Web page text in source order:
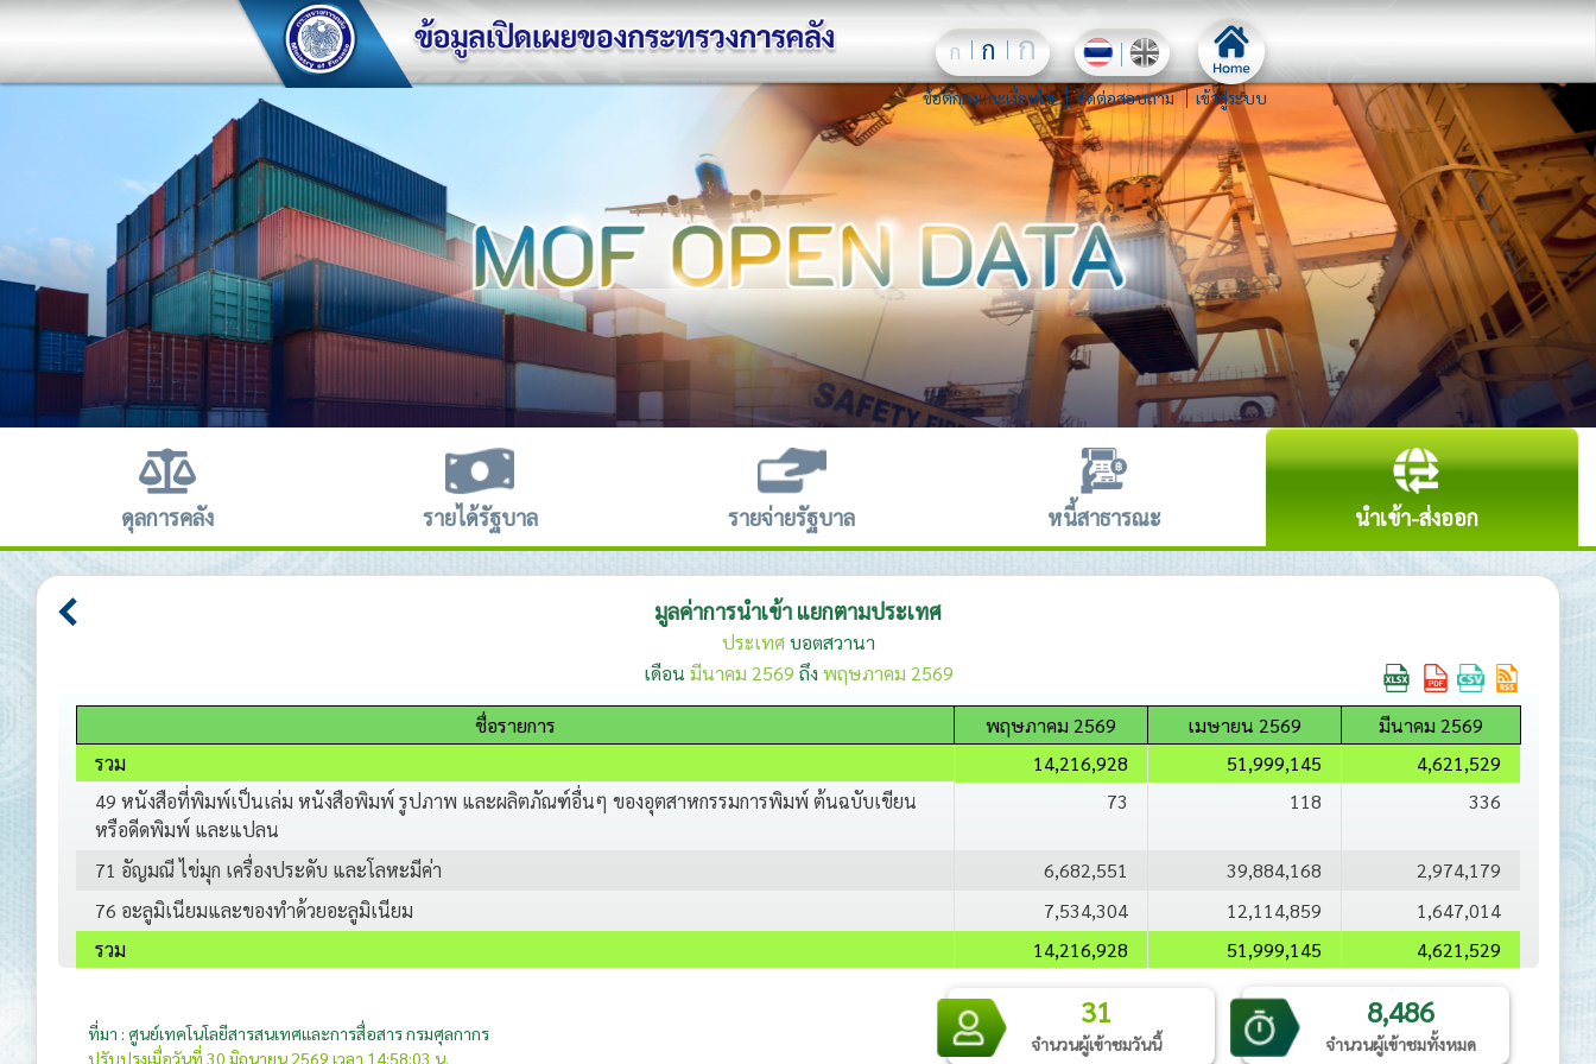
ก ก ก
ข้อตกลงและเงื่อนไข ติดต่อสอบถาม เข้าสู่ระบบ
ดุลการคลัง รายได้รัฐบาล รายจ่ายรัฐบาล หนี้สาธารณะ นำเข้า-ส่งออก
มูลค่าการนำเข้า แยกตามประเทศ
ประเทศ บอตสวานา
เดือน มีนาคม 2569 ถึง พฤษภาคม 2569
ชื่อรายการ พฤษภาคม 2569 เมษายน 2569
มีนาคม 2569
รวม
14,216,928 51,999,145
4,621,529
49 หนังสือที่พิมพ์เป็นเล่ม หนังสือพิมพ์ รูปภาพ และผลิตภัณฑ์อื่นๆ ของอุตสาหกรรมการพิมพ์ ต้นฉบับเขียน
หรือดีดพิมพ์ และแปลน
73 118 336
71 อัญมณี ไข่มุก เครื่องประดับ และโลหะมีค่า 6,682,551 39,884,168
2,974,179
76 อะลูมิเนียมและของทำด้วยอะลูมิเนียม
7,534,304 12,114,859
1,647,014
รวม
14,216,928 51,999,145 4,621,529
ที่มา : ศูนย์เทคโนโลยีสารสนเทศและการสื่อสาร กรมศุลกากร
ปรับปรุงเมื่อวันที่ 30 มิถุนายน 2569 เวลา 14:58:03 น.
31
จำนวนผู้เข้าชมวันนี้
8,486
จำนวนผู้เข้าชมทั้งหมด